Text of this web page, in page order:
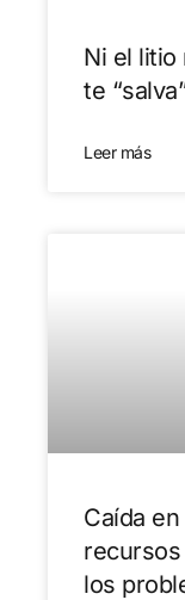
Ni el litio
te
Leer más
Caída
los